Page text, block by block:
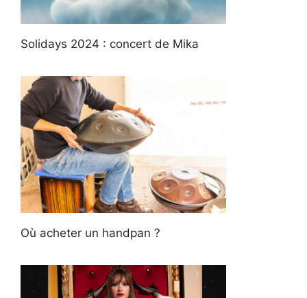
Solidays 2024 : concert de Mika
Où acheter un handpan ?